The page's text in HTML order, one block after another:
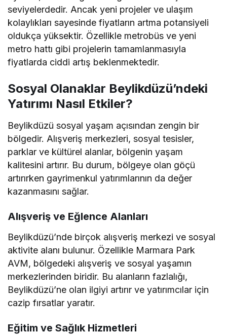
seviyelerdedir. Ancak yeni projeler ve ulaşım
kolaylıkları sayesinde fiyatların artma potansiyeli
oldukça yüksektir. Özellikle metrobüs ve yeni
metro hattı gibi projelerin tamamlanmasıyla
fiyatlarda ciddi artış beklenmektedir.
Sosyal Olanaklar Beylikdüzü’ndeki
Yatırımı Nasıl Etkiler?
Beylikdüzü sosyal yaşam açısından zengin bir
bölgedir. Alışveriş merkezleri, sosyal tesisler,
parklar ve kültürel alanlar, bölgenin yaşam
kalitesini artırır. Bu durum, bölgeye olan göçü
artırırken gayrimenkul yatırımlarının da değer
kazanmasını sağlar.
Alışveriş ve Eğlence Alanları
Beylikdüzü’nde birçok alışveriş merkezi ve sosyal
aktivite alanı bulunur. Özellikle Marmara Park
AVM, bölgedeki alışveriş ve sosyal yaşamın
merkezlerinden biridir. Bu alanların fazlalığı,
Beylikdüzü’ne olan ilgiyi artırır ve yatırımcılar için
cazip fırsatlar yaratır.
Eğitim ve Sağlık Hizmetleri